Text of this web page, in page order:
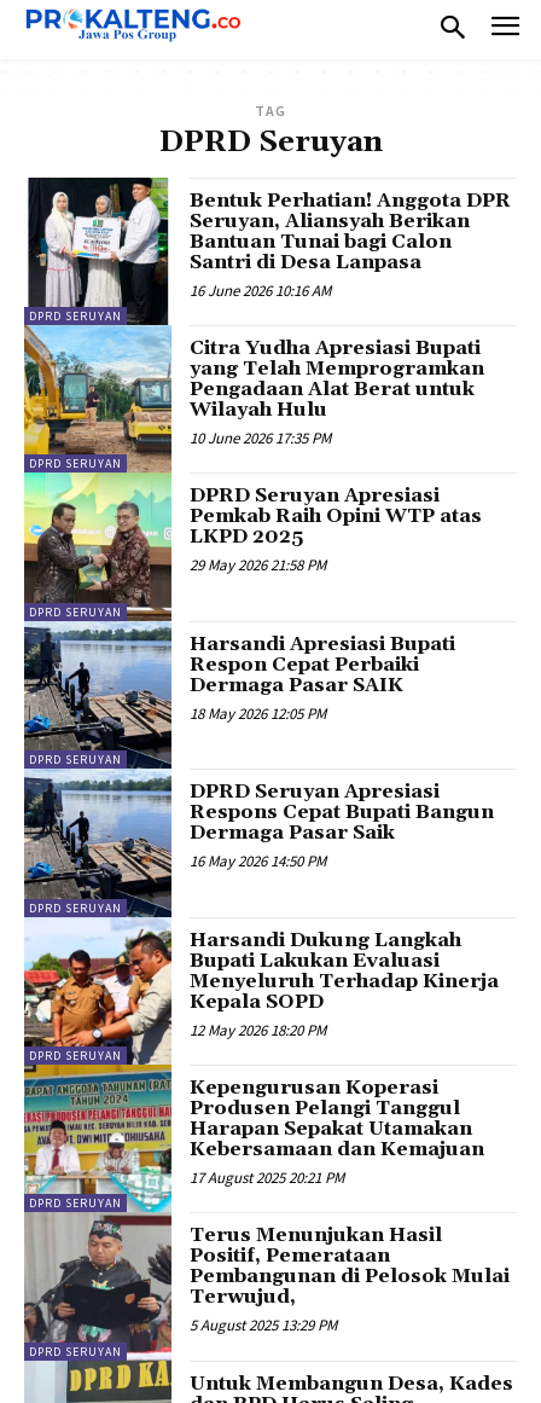
TAG
DPRD Seruyan
DPRD SERUYAN
Bentuk Perhatian! Anggota DPR
Seruyan, Aliansyah Berikan
Bantuan Tunai bagi Calon
Santri di Desa Lanpasa
16 June 2026 10:16 AM
DPRD SERUYAN
Citra Yudha Apresiasi Bupati
yang Telah Memprogramkan
Pengadaan Alat Berat untuk
Wilayah Hulu
10 June 2026 17:35 PM
DPRD SERUYAN
DPRD Seruyan Apresiasi
Pemkab Raih Opini WTP atas
LKPD 2025
29 May 2026 21:58 PM
DPRD SERUYAN
Harsandi Apresiasi Bupati
Respon Cepat Perbaiki
Dermaga Pasar SAIK
18 May 2026 12:05 PM
DPRD SERUYAN
DPRD Seruyan Apresiasi
Respons Cepat Bupati Bangun
Dermaga Pasar Saik
16 May 2026 14:50 PM
DPRD SERUYAN
Harsandi Dukung Langkah
Bupati Lakukan Evaluasi
Menyeluruh Terhadap Kinerja
Kepala SOPD
12 May 2026 18:20 PM
DPRD SERUYAN
Kepengurusan Koperasi
Produsen Pelangi Tanggul
Harapan Sepakat Utamakan
Kebersamaan dan Kemajuan
17 August 2025 20:21 PM
DPRD SERUYAN
Terus Menunjukan Hasil
Positif, Pemerataan
Pembangunan di Pelosok Mulai
Terwujud,
5 August 2025 13:29 PM
Untuk Membangun Desa, Kades